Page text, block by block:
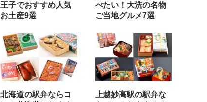
王子でおすすめ人気
お土産9選
べたい！大洗の名物
ご当地グルメ7選
北海道の駅弁ならコ
上越妙高駅の駅弁な